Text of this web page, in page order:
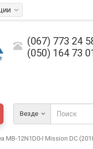
(067) 773 24
(050) 164 73
Везде
MB-12N1D0-I Mission DC